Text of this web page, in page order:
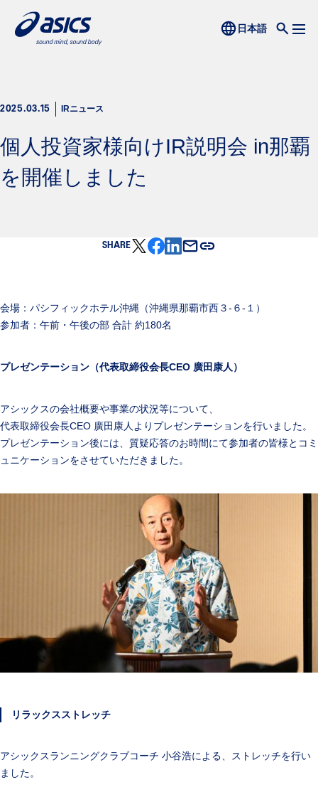
2025.03.15 IRニュース
個人投資家様向けIR説明会 in那覇
を開催しました
SHARE
会場：パシフィックホテル沖縄（沖縄県那覇市西３-６-１）
参加者：午前・午後の部 合計 約180名
プレゼンテーション（代表取締役会長CEO 廣田康人）
アシックスの会社概要や事業の状況等について、
代表取締役会長CEO 廣田康人よりプレゼンテーションを行いました。
プレゼンテーション後には、質疑応答のお時間にて参加者の皆様とコミ
ュニケーションをさせていただきました。
リラックスストレッチ
アシックスランニングクラブコーチ 小谷浩による、ストレッチを行い
ました。